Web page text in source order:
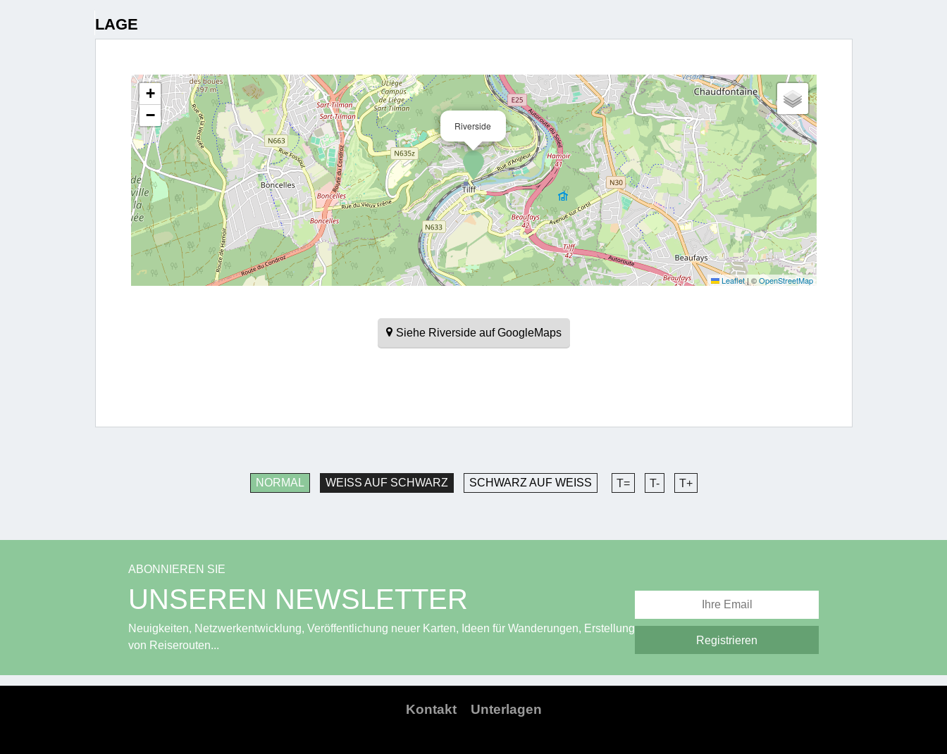
LAGE
Riverside
+
−
Leaflet|©OpenStreetMap
Siehe Riverside auf GoogleMaps
NORMAL WEISS AUF SCHWARZ SCHWARZ AUF WEISS T= T- T+
ABONNIEREN SIE
UNSEREN NEWSLETTER
Neuigkeiten, Netzwerkentwicklung, Veröffentlichung neuer Karten, Ideen für Wanderungen, Erstellung
von Reiserouten...
Kontakt Unterlagen